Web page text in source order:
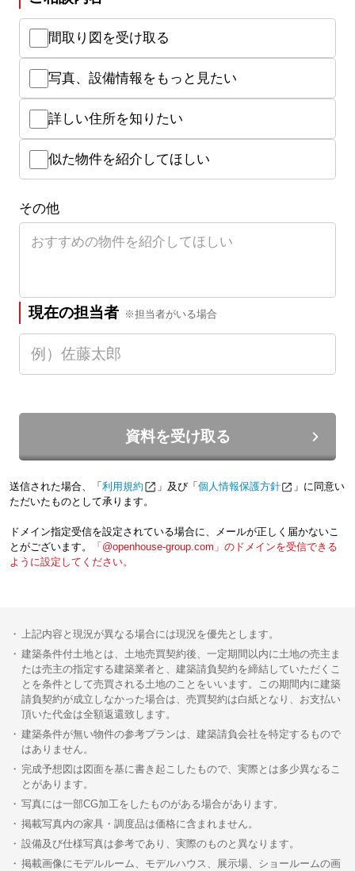
間取り図を受け取る
写真、設備情報をもっと見たい
詳しい住所を知りたい
似た物件を紹介してほしい
その他
現在の担当者 ※担当者がいる場合
資料を受け取る
送信された場合、「 利用規約 」及び「 個人情報保護方針
」に同意い
ただいたものとして承ります。
ドメイン指定受信を設定されている場合に、メールが正しく届かないこ
とがございます。
「@openhouse-group.com」のドメインを受信できる
ように設定してください。
上記内容と現況が異なる場合には現況を優先とします。
建築条件付土地とは、土地売買契約後、一定期間以内に土地の売主ま
たは売主の指定する建築業者と、建築請負契約を締結していただくこ
とを条件として売買される土地のことをいいます。この期間内に建築
請負契約が成立しなかった場合は、売買契約は白紙となり、お支払い
頂いた代金は全額返還致します。
建築条件が無い物件の参考プランは、建築請負会社を特定するもので
はありません。
完成予想図は図面を基に書き起こしたもので、実際とは多少異なるこ
とがあります。
写真には一部CG加工をしたものがある場合があります。
掲載写真内の家具・調度品は価格に含まれません。
設備及び仕様写真は参考であり、実際のものと異なります。
掲載画像にモデルルーム、モデルハウス、展示場、ショールームの画